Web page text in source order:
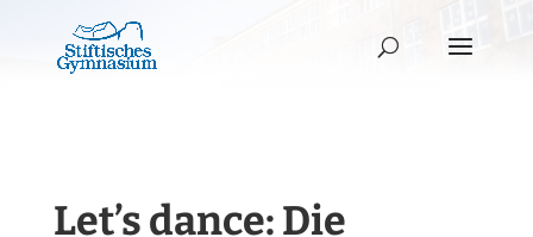
Let’s dance: Die